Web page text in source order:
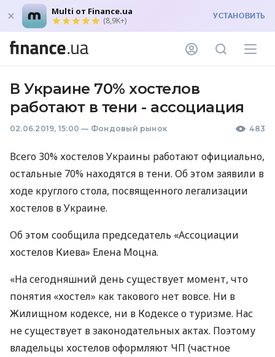
Multi от Finance.ua
(8,9K+) УСТАНОВИТЬ
В Украине 70% хостелов
работают в тени - ассоциация
02.06.2019, 15:00 — Фондовый рынок 483
Всего 30% хостелов Украины работают официально,
остальные 70% находятся в тени. Об этом заявили в
ходе круглого стола, посвященного легализации
хостелов в Украине.
Об этом сообщила председатель «Ассоциации
хостелов Киева» Елена Моцна.
«На сегодняшний день существует момент, что
понятия «хостел» как такового нет вовсе. Ни в
Жилищном кодексе, ни в Кодексе о туризме. Нас
не существует в законодательных актах. Поэтому
владельцы хостелов оформляют ЧП (частное